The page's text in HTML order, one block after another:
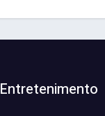
Entretenimento